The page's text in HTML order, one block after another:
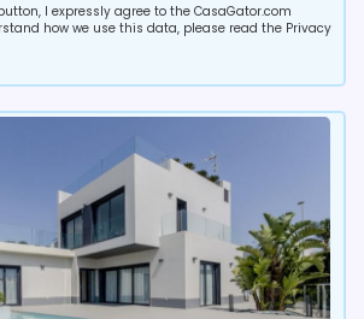
I expressly agree to the CasaGator.com
how we use this data, please read the Privacy